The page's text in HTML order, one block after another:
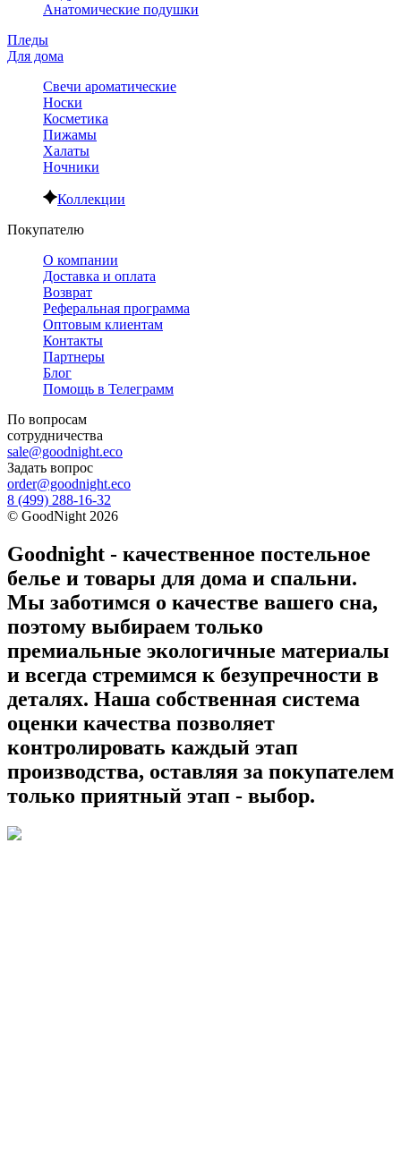
Анатомические подушки
Пледы
Для дома
Свечи ароматические
Носки
Косметика
Пижамы
Халаты
Ночники
Коллекции
Покупателю
О компании
Доставка и оплата
Возврат
Реферальная программа
Оптовым клиентам
Контакты
Партнеры
Блог
Помощь в Телеграмм
По вопросам
сотрудничества
sale@goodnight.eco
Задать вопрос
order@goodnight.eco
8 (499) 288-16-32
© GoodNight 2026
Goodnight - качественное постельное
белье и товары для дома и спальни.
Мы заботимся о качестве вашего сна,
поэтому выбираем только
премиальные экологичные материалы
и всегда стремимся к безупречности в
деталях. Наша собственная система
оценки качества позволяет
контролировать каждый этап
производства, оставляя за покупателем
только приятный этап - выбор.